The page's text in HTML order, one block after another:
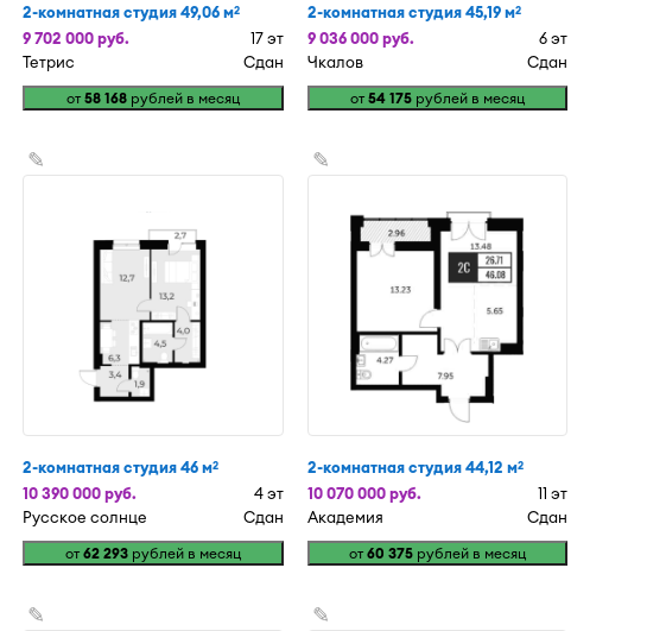
2-комнатная студия 49,06 м2
9 702 000 руб.
17 эт
Тетрис
Сдан
от 58 168рублей в месяц
2-комнатная студия 45,19 м2
9 036 000 руб.
6 эт
Чкалов
Сдан
от 54 175рублей в месяц
✎
2-комнатная студия 46 м2
10 390 000 руб.
4 эт
Русское солнце
Сдан
от 62 293рублей в месяц
✎
2-комнатная студия 44,12 м2
10 070 000 руб.
11 эт
Академия
Сдан
от 60 375рублей в месяц
✎ ✎